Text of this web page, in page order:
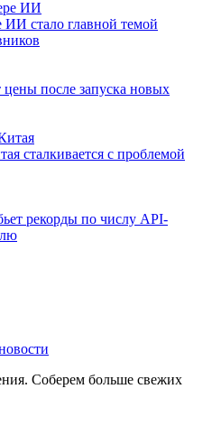
ИИ стало главной темой
после запуска новых
сталкивается с проблемой
рекорды по числу API-
Соберем больше свежих